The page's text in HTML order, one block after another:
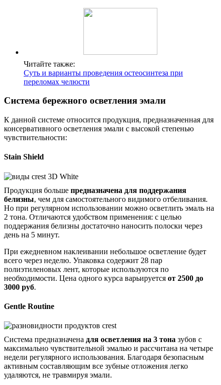
Читайте также:
Суть и варианты проведения остеосинтеза при
переломах челюсти
Система бережного осветления эмали
К данной системе относится продукция, предназначенная для
консервативного осветления эмали с высокой степенью
чувствительности:
Stain Shield
Продукция больше предназначена для поддержания
белизны, чем для самостоятельного видимого отбеливания.
Но при регулярном использовании можно осветлить эмаль на
2 тона. Отличаются удобством применения: с целью
поддержания белизны достаточно наносить полоски через
день на 5 минут.
При ежедневном наклеивании небольшое осветление будет
всего через неделю. Упаковка содержит 28 пар
полиэтиленовых лент, которые используются по
необходимости. Цена одного курса варьируется от 2500 до
3000 руб.
Gentle Routine
Система предназначена для осветления на 3 тона зубов с
максимально чувствительной эмалью и рассчитана на четыре
недели регулярного использования. Благодаря безопасным
активным составляющим все зубные отложения легко
удаляются, не травмируя эмали.